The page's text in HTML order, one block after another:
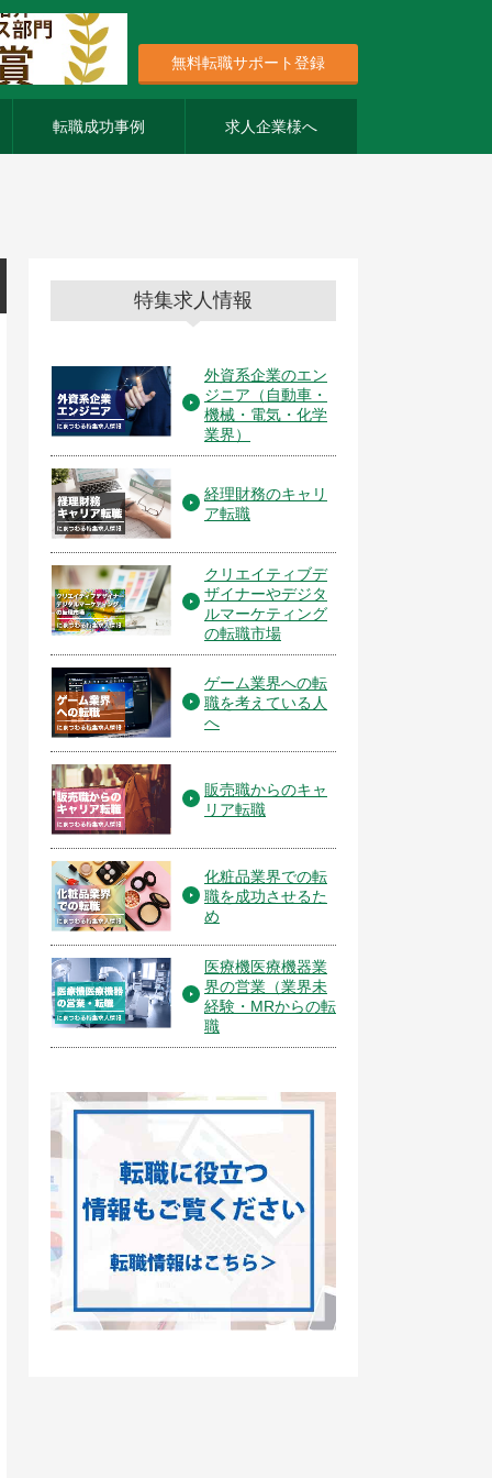
無料転職サポート登録
転職成功事例 求人企業様へ
特集求人情報
外資系企業のエン
ジニア（自動車・
機械・電気・化学
業界）
経理財務のキャリ
ア転職
クリエイティブデ
ザイナーやデジタ
ルマーケティング
の転職市場
ゲーム業界への転
職を考えている人
へ
販売職からのキャ
リア転職
化粧品業界での転
職を成功させるた
め
医療機医療機器業
界の営業（業界未
経験・MRからの転
職